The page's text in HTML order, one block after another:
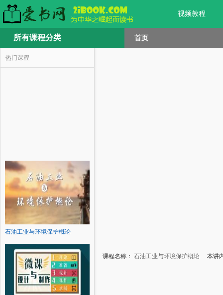
视频教程
所有课程分类 首页
热门课程
石油工业与环境保护概论
课程名称： 石油工业与环境保护概论 本讲